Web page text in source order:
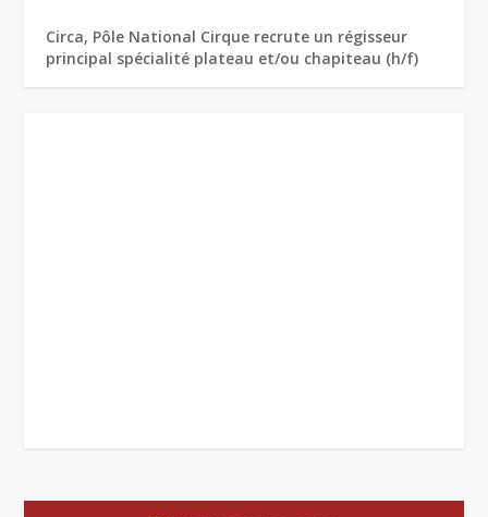
Circa, Pôle National Cirque recrute un régisseur
principal spécialité plateau et/ou chapiteau (h/f)